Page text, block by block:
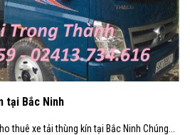
tại Bắc Ninh
thuê xe tải thùng kín tại Bắc Ninh Chúng...